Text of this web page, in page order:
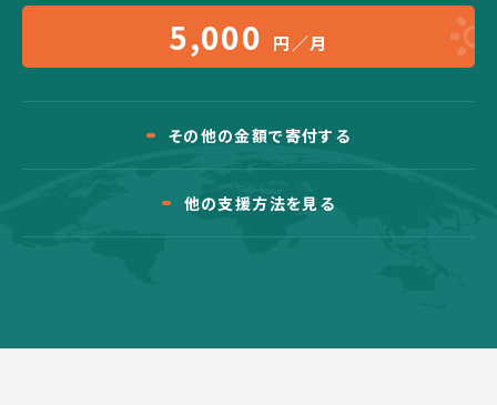
5,000 円／月
その他の金額で寄付する
他の支援方法を見る